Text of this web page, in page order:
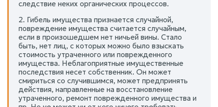
следствие неких органических процессов.
2. Гибель имущества признается случайной,
повреждение имущества считается случайным,
если в произошедшем нет ничьей вины. Стало
быть, нет лиц, с которых можно было взыскать
стоимость утраченного или поврежденного
имущества. Неблагоприятные имущественные
последствия несет собственник. Он может
смириться со случившимся, может предпринять
действия, направленные на восстановление
утраченного, ремонт поврежденного имущества и